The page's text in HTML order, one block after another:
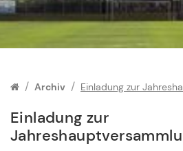
Archiv Einladung zur
Einladung zur